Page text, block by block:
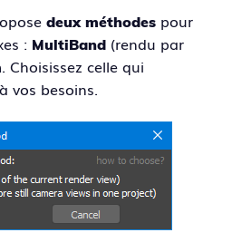
deux méthodes pour
: MultiBand (rendu par
. Choisissez celle qui
vos besoins.